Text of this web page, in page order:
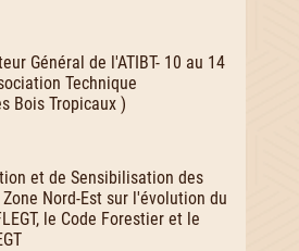
Général de l'ATIBT- 10 au 14
Technique
Bois Tropicaux )
et de Sensibilisation des
Nord-Est sur l'évolution du
le Code Forestier et le